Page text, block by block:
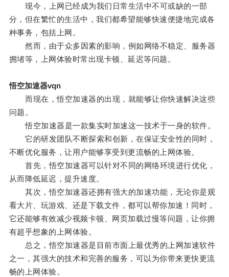
现今，上网已经成为我们日常生活中不可或缺的一部
分，但在繁忙的生活中，我们都希望能够快速便捷地完成各
种事务，包括上网。
然而，由于众多因素的影响，例如网络不稳定、服务器
拥堵等，上网体验时常出现卡顿、延迟等问题。
悟空加速器vqn
而现在，悟空加速器的出现，就能够让你快速解决这些
问题。
悟空加速器是一款集实时加速这一技术于一身的软件。
它的研发团队不断探索和创新，在保证安全性的同时，
不断优化服务，让用户能够享受到更流畅的上网体验。
首先，悟空加速器可以针对不同的网络环境进行优化，
从而降低延迟，提升速度。
其次，悟空加速器还拥有强大的加速功能，无论你是观
看大片、玩游戏、还是下载文件，都可以帮你加速！同时，
它还能够有效减少视频卡顿、网页加载过慢等问题，让你拥
有超乎想象的上网体验。
总之，悟空加速器是目前市面上最优秀的上网加速软件
之一，其强大的技术和完善的服务，可以为你带来更快更流
畅的上网体验。